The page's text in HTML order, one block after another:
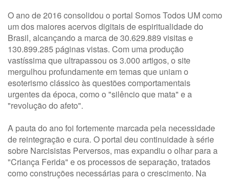
O ano de 2016 consolidou o portal Somos Todos UM como
um dos maiores acervos digitais de espiritualidade do
Brasil, alcançando a marca de 30.629.889 visitas e
130.899.285 páginas vistas. Com uma produção
vastíssima que ultrapassou os 3.000 artigos, o site
mergulhou profundamente em temas que uniam o
esoterismo clássico às questões comportamentais
urgentes da época, como o "silêncio que mata" e a
"revolução do afeto".
A pauta do ano foi fortemente marcada pela necessidade
de reintegração e cura. O portal deu continuidade à série
sobre Narcisistas Perversos, mas expandiu o olhar para a
"Criança Ferida" e os processos de separação, tratados
como construções necessárias para o crescimento. Na